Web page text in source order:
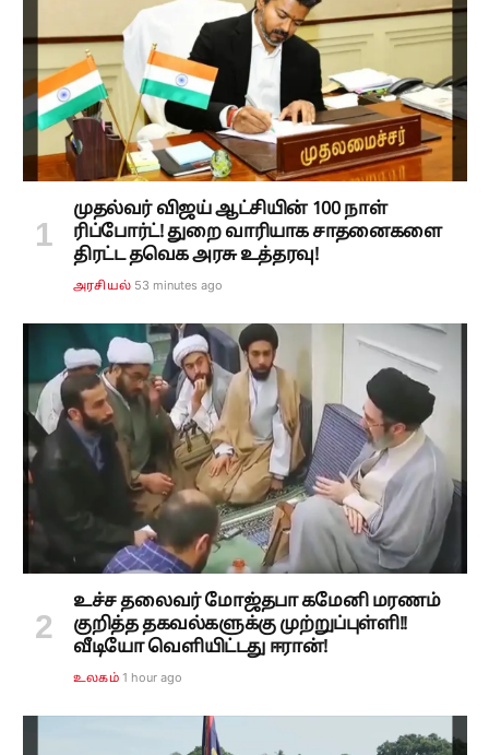
முதல்வர் விஜய் ஆட்சியின் 100 நாள்
ரிப்போர்ட்! துறை வாரியாக சாதனைகளை
திரட்ட தவெக அரசு உத்தரவு!
அரசியல் 53 minutes ago
உச்ச தலைவர் மோஜ்தபா கமேனி மரணம்
குறித்த தகவல்களுக்கு முற்றுப்புள்ளி!!
வீடியோ வெளியிட்டது ஈரான்!
உலகம் 1 hour ago